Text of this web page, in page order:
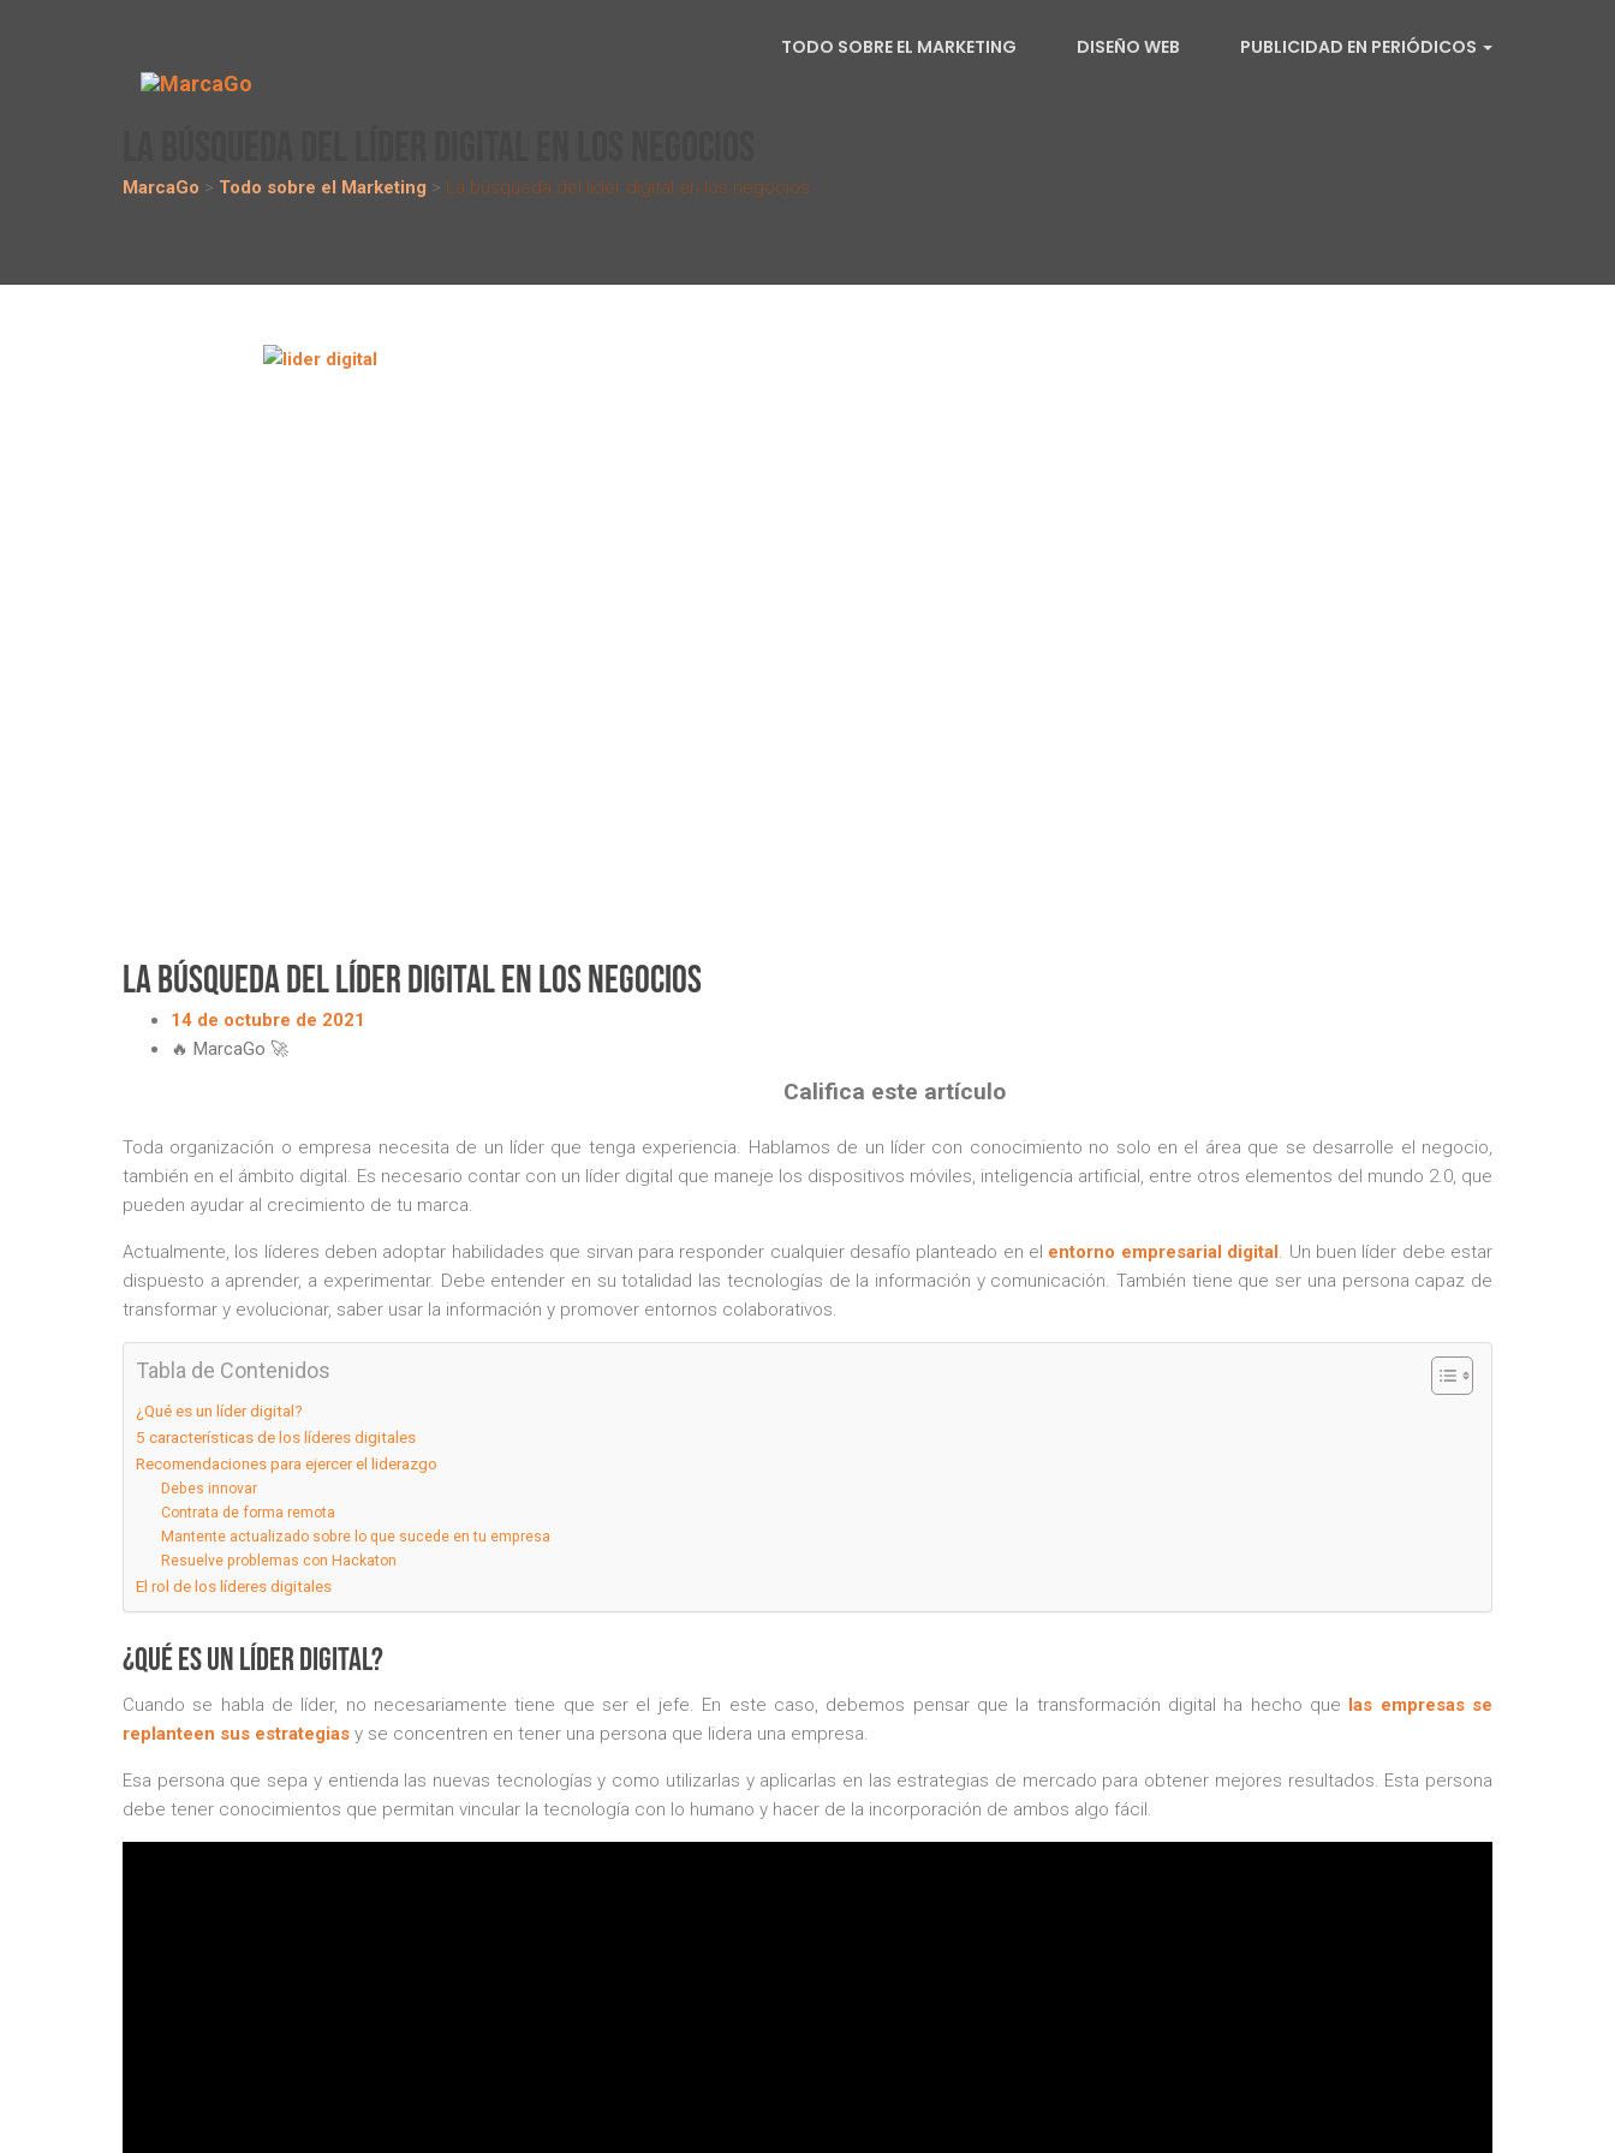
TODO SOBRE EL MARKETING DISEÑO WEB PUBLICIDAD EN PERIÓDICOS
MarcaGo > Todo sobre el Marketing > La búsqueda del líder digital en los negocios
La búsqueda del líder digital en los negocios
14 de octubre de 2021
🔥 MarcaGo 🚀
Califica este artículo
Toda organización o empresa necesita de un líder que tenga experiencia. Hablamos de un líder con conocimiento no solo en el área que se desarrolle el negocio,
también en el ámbito digital. Es necesario contar con un líder digital que maneje los dispositivos móviles, inteligencia artificial, entre otros elementos del mundo 2.0, que
pueden ayudar al crecimiento de tu marca.
Actualmente, los líderes deben adoptar habilidades que sirvan para responder cualquier desafío planteado en el entorno empresarial digital . Un buen líder debe estar
dispuesto a aprender, a experimentar. Debe entender en su totalidad las tecnologías de la información y comunicación. También tiene que ser una persona capaz de
transformar y evolucionar, saber usar la información y promover entornos colaborativos.
Tabla de Contenidos
¿Qué es un líder digital?
5 características de los líderes digitales
Recomendaciones para ejercer el liderazgo
Debes innovar
Contrata de forma remota
Mantente actualizado sobre lo que sucede en tu empresa
Resuelve problemas con Hackaton
El rol de los líderes digitales
¿Qué es un líder digital?
Cuando se habla de líder, no necesariamente tiene que ser el jefe. En este caso, debemos pensar que la transformación digital ha hecho que
las empresas se
replanteen sus estrategias y se concentren en tener una persona que lidera una empresa.
Esa persona que sepa y entienda las nuevas tecnologías y como utilizarlas y aplicarlas en las estrategias de mercado para obtener mejores resultados. Esta persona
debe tener conocimientos que permitan vincular la tecnología con lo humano y hacer de la incorporación de ambos algo fácil.